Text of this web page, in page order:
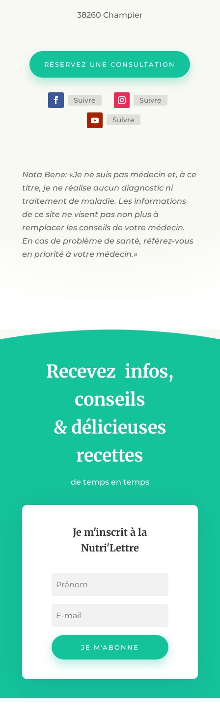
38260 Champier
RÉSERVEZ UNE CONSULTATION
Suivre Suivre
Suivre
Nota Bene: «Je ne suis pas médecin et, à ce
titre, je ne réalise aucun diagnostic ni
traitement de maladie. Les informations
de ce site ne visent pas non plus à
remplacer les conseils de votre médecin.
En cas de problème de santé, référez-vous
en priorité à votre médecin.»
Recevez infos,
conseils
& délicieuses
recettes
de temps en temps
Je m'inscrit à la
Nutri'Lettre
JE M'ABONNE